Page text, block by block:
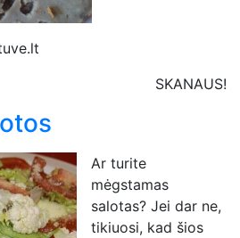
SKANAUS!
Ar turite
mėgstamas
salotas? Jei dar ne,
tikiuosi, kad šios